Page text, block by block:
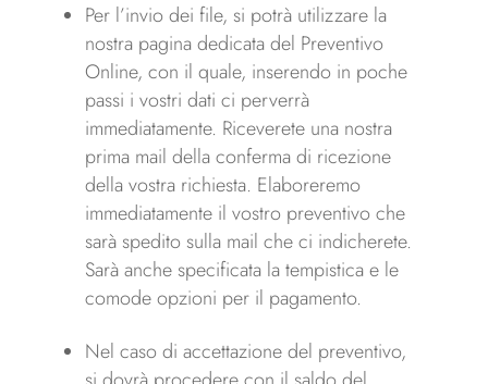
Per l’invio dei file, si potrà utilizzare la
nostra pagina dedicata del Preventivo
Online, con il quale, inserendo in poche
passi i vostri dati ci perverrà
immediatamente. Riceverete una nostra
prima mail della conferma di ricezione
della vostra richiesta. Elaboreremo
immediatamente il vostro preventivo che
sarà spedito sulla mail che ci indicherete.
Sarà anche specificata la tempistica e le
comode opzioni per il pagamento.
Nel caso di accettazione del preventivo,